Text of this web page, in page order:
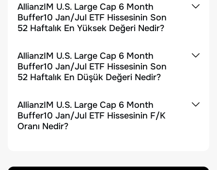
AllianzIM U.S. Large Cap 6 Month
Buffer10 Jan/Jul ETF Hissesinin Son
52 Haftalık En Yüksek Değeri Nedir?
AllianzIM U.S. Large Cap 6 Month
Buffer10 Jan/Jul ETF Hissesinin Son
52 Haftalık En Düşük Değeri Nedir?
AllianzIM U.S. Large Cap 6 Month
Buffer10 Jan/Jul ETF Hissesinin F/K
Oranı Nedir?